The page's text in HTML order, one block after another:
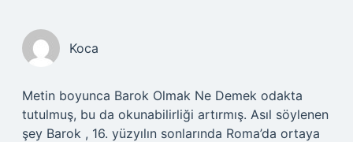
Koca
Metin boyunca Barok Olmak Ne Demek odakta
tutulmuş, bu da okunabilirliği artırmış. Asıl söylenen
şey Barok , 16. yüzyılın sonlarında Roma’da ortaya